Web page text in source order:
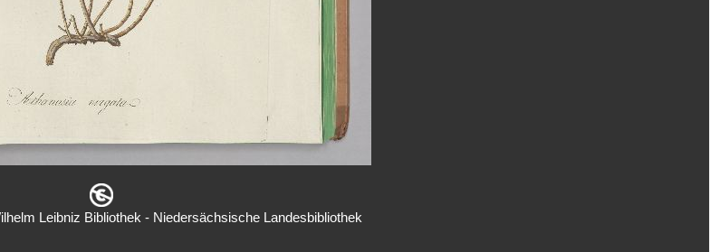
Leibniz Bibliothek - Niedersächsische Landesbibliothek